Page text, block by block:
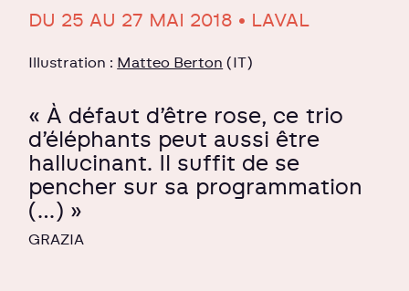
DU 25 AU 27 MAI 2018 • LAVAL
Illustration : Matteo Berton (IT)
« À défaut d’être rose, ce trio
d’éléphants peut aussi être
hallucinant. Il suffit de se
pencher sur sa programmation
(…) »
GRAZIA